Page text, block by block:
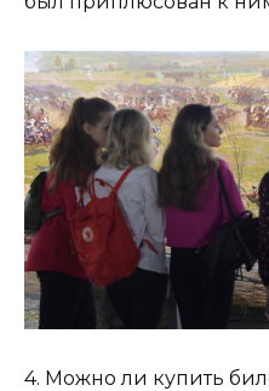
4. Можно ли купить